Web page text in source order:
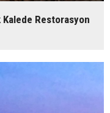
Kalede Restorasyon